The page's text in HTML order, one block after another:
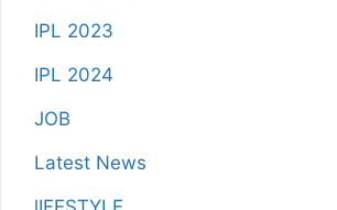
IPL 2023
IPL 2024
JOB
Latest News